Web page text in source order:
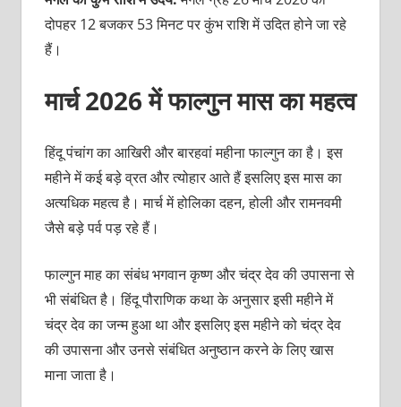
दोपहर 12 बजकर 53 मिनट पर कुंभ राशि में उदित होने जा रहे
हैं।
मार्च 2026 में फाल्‍गुन मास का महत्‍व
हिंदू पंचांग का आखिरी और बारहवां महीना फाल्‍गुन का है। इस
महीने में कई बड़े व्रत और त्‍योहार आते हैं इसलिए इस मास का
अत्‍यधिक महत्‍व है। मार्च में होलिका दहन, होली औररामनवमी
जैसे बड़े पर्व पड़ रहे हैं।
फाल्‍गुन माह का संबंध भगवान कृष्‍ण और चंद्र देव की उपासना से
भी संबंधित है। हिंदू पौराणिक कथा के अनुसार इसी महीने में
चंद्र देव का जन्‍म हुआ था और इसलिए इस महीने को चंद्र देव
की उपासना और उनसे संबंधित अनुष्‍ठान करने के लिए खास
माना जाता है।